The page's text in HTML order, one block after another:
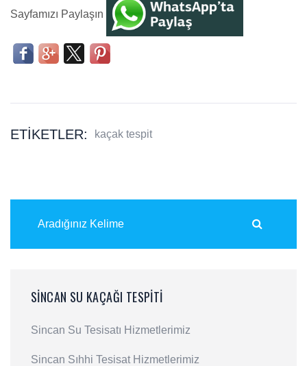
Sayfamızı Paylaşın
ETIKETLER: kaçak tespit
SINCAN SU KAÇAĞI TESPITI
Sincan Su Tesisatı Hizmetlerimiz
Sincan Sıhhi Tesisat Hizmetlerimiz